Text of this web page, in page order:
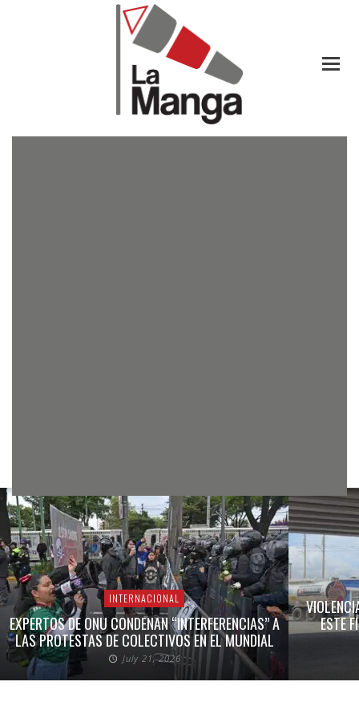
INTERNACIONAL
EXPERTOS DE ONU CONDENAN “INTERFERENCIAS” A
LAS PROTESTAS DE COLECTIVOS EN EL MUNDIAL
July 21, 2026
ESTE